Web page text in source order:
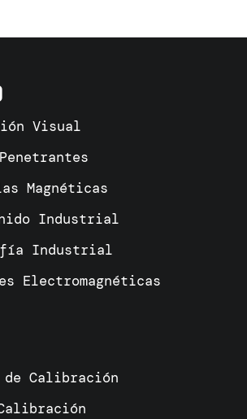
Visual
Magnéticas
Industrial
Industrial
Electromagnéticas
Calibración